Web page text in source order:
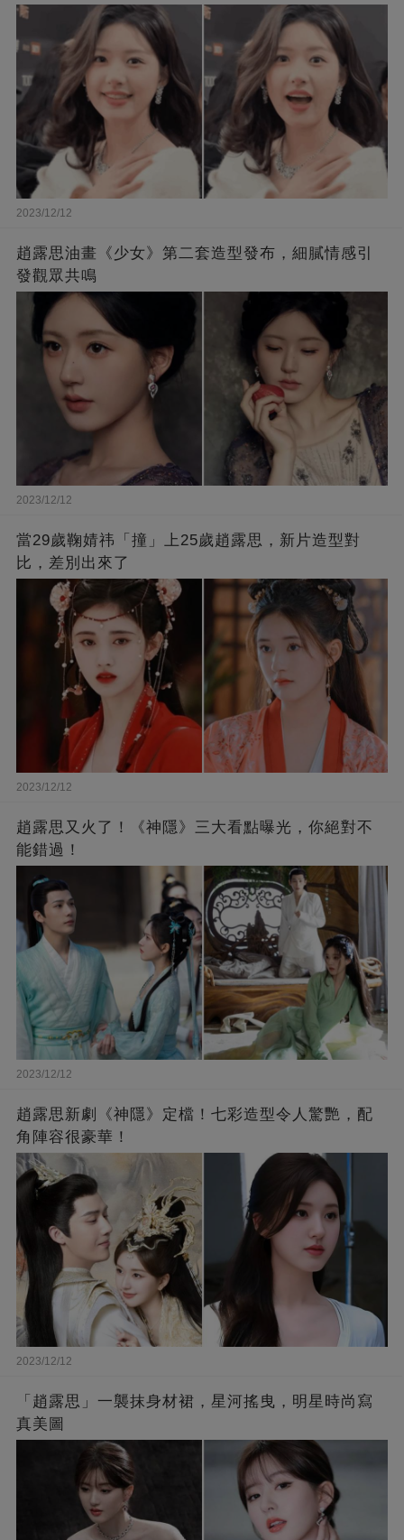
2023/12/12
趙露思油畫《少女》第二套造型發布，細膩情感引
發觀眾共鳴
2023/12/12
當29歲鞠婧祎「撞」上25歲趙露思，新片造型對
比，差別出來了
2023/12/12
趙露思又火了！《神隱》三大看點曝光，你絕對不
能錯過！
2023/12/12
趙露思新劇《神隱》定檔！七彩造型令人驚艷，配
角陣容很豪華！
2023/12/12
「趙露思」一襲抹身材裙，星河搖曳，明星時尚寫
真美圖